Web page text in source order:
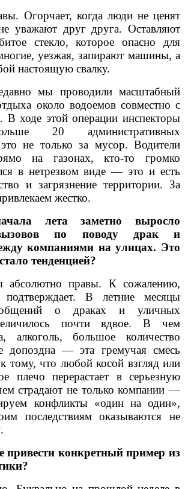
Огорчает, когда люди не ценят
уважают друг друга. Оставляют
стекло, которое опасно для
уезжая, запирают машины, а
настоящую свалку.
мы проводили масштабный
около водоемов совместно с
В ходе этой операции инспекторы
20 административных
не только за мусор. Водители
на газонах, кто-то громко
в нетрезвом виде — это и есть
и загрязнение территории. За
жестко.
лета заметно выросло
вызовов по поводу драк и
компаниями на улицах. Это
тенденцией?
правы. К сожалению,
подтверждает. В летние месяцы
о драках и уличных
почти вдвое. В чем
алкоголь, большое количество
допоздна — эта гремучая смесь
тому, что любой косой взгляд или
плечо перерастает в серьезную
страдают не только компании —
конфликты «один на один»,
последствиям оказываются не
конкретный пример из